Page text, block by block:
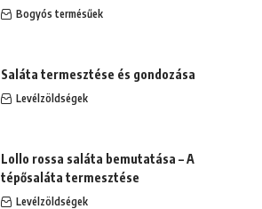
Bogyós termésűek
Saláta termesztése és gondozása
Levélzöldségek
Lollo rossa saláta bemutatása – A
tépősaláta termesztése
Levélzöldségek